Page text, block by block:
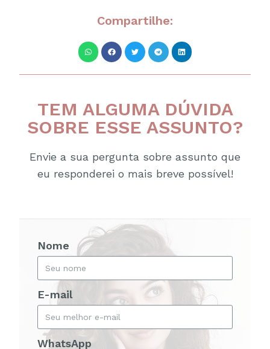
Compartilhe:
TEM ALGUMA DÚVIDA
SOBRE ESSE ASSUNTO?
Envie a sua pergunta sobre assunto que
eu responderei o mais breve possível!
Nome
E-mail
WhatsApp